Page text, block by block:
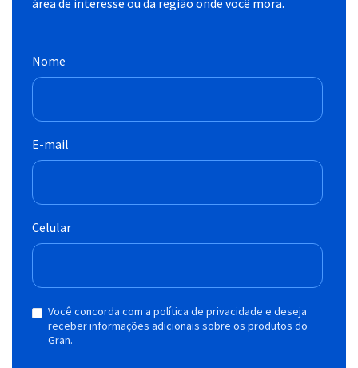
área de interesse ou da região onde você mora.
Nome
E-mail
Celular
Você concorda com a política de privacidade e deseja
receber informações adicionais sobre os produtos do
Gran.